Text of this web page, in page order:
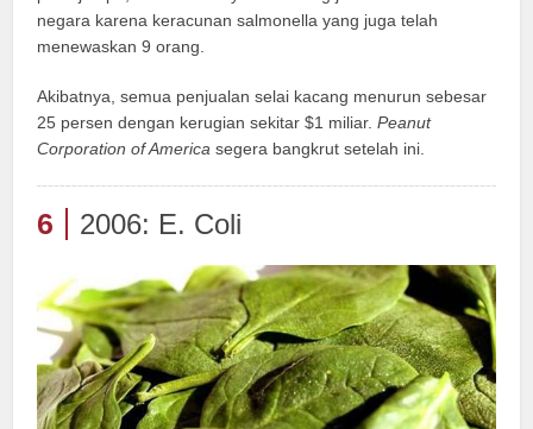
negara karena keracunan salmonella yang juga telah
menewaskan 9 orang.
Akibatnya, semua penjualan selai kacang menurun sebesar
25 persen dengan kerugian sekitar $1 miliar.Peanut
Corporation of America segera bangkrut setelah ini.
6 2006: E. Coli